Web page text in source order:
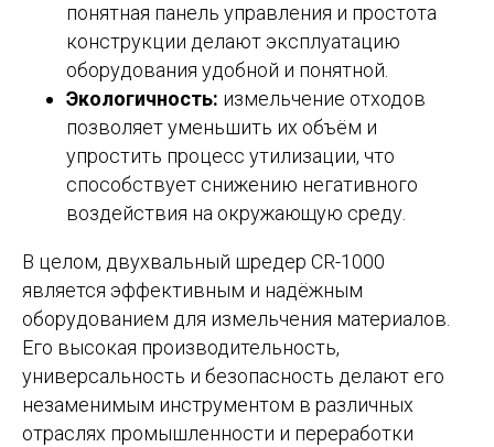
понятная панель управления и простота
конструкции делают эксплуатацию
оборудования удобной и понятной.
Экологичность: измельчение отходов
позволяет уменьшить их объём и
упростить процесс утилизации, что
способствует снижению негативного
воздействия на окружающую среду.
В целом, двухвальный шредер CR-1000
является эффективным и надёжным
оборудованием для измельчения материалов.
Его высокая производительность,
универсальность и безопасность делают его
незаменимым инструментом в различных
отраслях промышленности и переработки